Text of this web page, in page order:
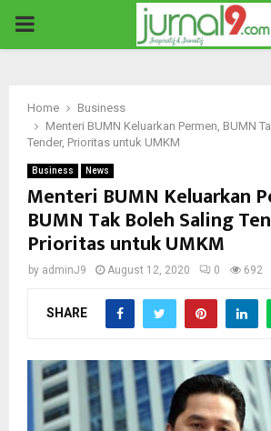
PRIMARY
Home
Business
Menteri BUMN Keluarkan Permen, BUMN
Tender, Prioritas untuk UMKM
Business News
Menteri BUMN Keluarkan
BUMN Tak Boleh Saling
Prioritas untuk UMKM
by adminJ9 August 12, 2020 0 692
SHARE